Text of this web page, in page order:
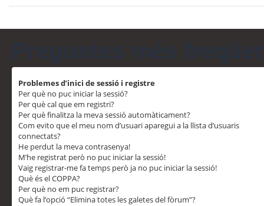
Problemes d’inici de sessió i registre
Per què no puc iniciar la sessió?
Per què cal que em registri?
Per què finalitza la meva sessió automàticament?
Com evito que el meu nom d’usuari aparegui a la llista d’usuaris
connectats?
He perdut la meva contrasenya!
M’he registrat però no puc iniciar la sessió!
Vaig registrar-me fa temps però ja no puc iniciar la sessió!
Què és el COPPA?
Per què no em puc registrar?
Què fa l’opció “Elimina totes les galetes del fòrum”?